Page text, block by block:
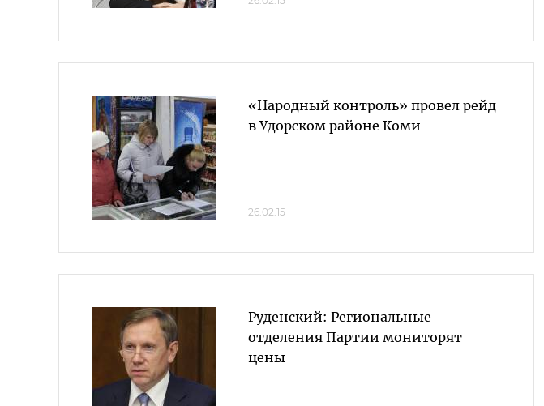
«Народный контроль» провел рейд
в Удорском районе Коми
26.02.15
Руденский: Региональные
отделения Партии мониторят
цены